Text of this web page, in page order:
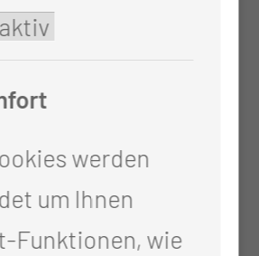
am Paraffin-
von Sektionen
aktiv
werden
um Ihnen
Funktionen, wie